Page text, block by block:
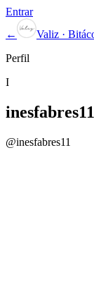
Entrar
←
Valiz ·
Perfil
I
inesfabres11
@inesfabres11